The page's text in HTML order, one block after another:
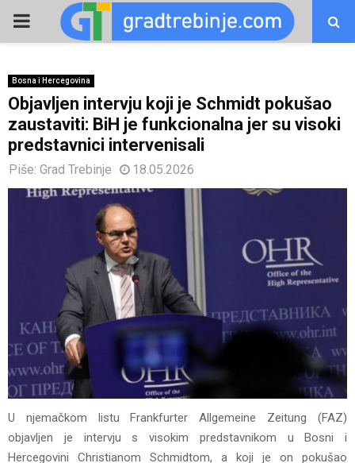
PRIMARY
Bosna i Hercegovina
Objavljen intervju koji je Schmidt pokušao
zaustaviti: BiH je funkcionalna jer su visoki
predstavnici intervenisali
Piše: Grad Trebinje 18.05.2026
U njemačkom listu Frankfurter Allgemeine Zeitung (FAZ)
objavljen je intervju s visokim predstavnikom u Bosni i
Hercegovini Christianom Schmidtom, a koji je on pokušao